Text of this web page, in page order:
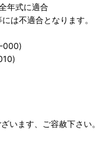
年式に適合
は不適合となります。
000)
います、ご容赦下さい。